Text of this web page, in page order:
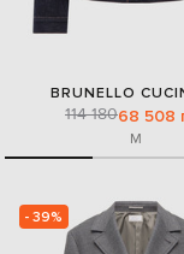
BRUNELLO
114 18068 508
M
- 39%